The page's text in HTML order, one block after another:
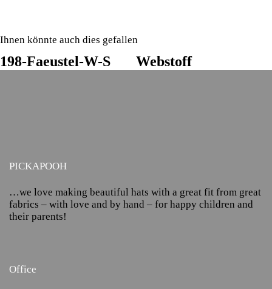
Ihnen könnte auch dies gefallen
198-Faeustel-W-S Webstoff
PICKAPOOH
…we love making beautiful hats with a great fit from great
fabrics – with love and by hand – for happy children and
their parents!
Office